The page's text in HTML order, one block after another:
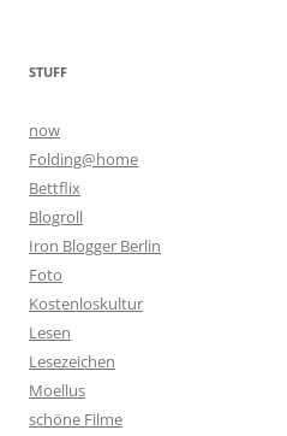
STUFF
now
Folding@home
Bettflix
Blogroll
Iron Blogger Berlin
Foto
Kostenloskultur
Lesen
Lesezeichen
Moellus
schöne Filme